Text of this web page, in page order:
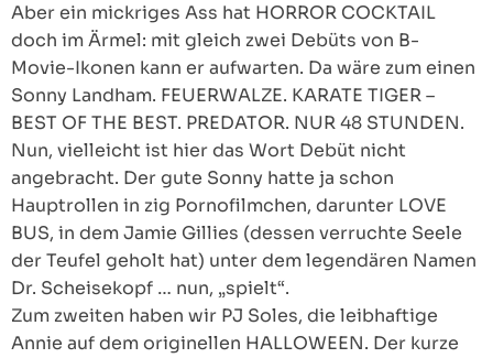
Aber ein mickriges Ass hat HORROR COCKTAIL
doch im Ärmel: mit gleich zwei Debüts von B-
Movie-Ikonen kann er aufwarten. Da wäre zum einen
Sonny Landham. FEUERWALZE. KARATE TIGER –
BEST OF THE BEST. PREDATOR. NUR 48 STUNDEN.
Nun, vielleicht ist hier das Wort Debüt nicht
angebracht. Der gute Sonny hatte ja schon
Hauptrollen in zig Pornofilmchen, darunter LOVE
BUS, in dem Jamie Gillies (dessen verruchte Seele
der Teufel geholt hat) unter dem legendären Namen
Dr. Scheisekopf … nun, „spielt“.
Zum zweiten haben wir PJ Soles, die leibhaftige
Annie auf dem originellen HALLOWEEN. Der kurze